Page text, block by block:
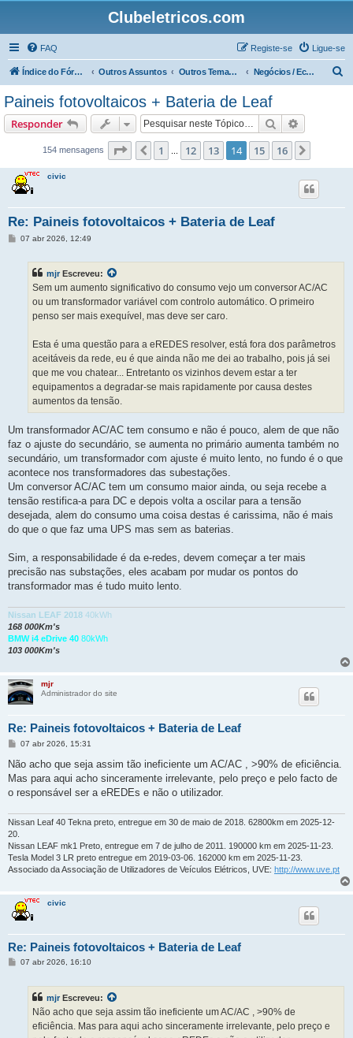
Clubeletricos.com
FAQ Ligue-se
Registe-se
Índice do Fórum Outros Assuntos Outros Temas não relacionados com o VeÍculos Elétricos Negócios / Economia e Política
Paineis fotovoltaicos + Bateria de Leaf
Responder Pesquisar
154 mensagens Página 14de16
Anterior
1 12 13 14 15 16
civic
Re: Paineis fotovoltaicos + Bateria de Leaf
M07 abr 2026, 12:49
mjr Escreveu:
Sem um aumento significativo do consumo vejo um conversor AC/AC
ou um transformador variável com controlo automático. O primeiro
penso ser mais exequível, mas deve ser caro.
Esta é uma questão para a eREDES resolver, está fora dos parâmetros
aceitáveis da rede, eu é que ainda não me dei ao trabalho, pois já sei
que me vou chatear... Entretanto os vizinhos devem estar a ter
equipamentos a degradar-se mais rapidamente por causa destes
aumentos da tensão.
Um transformador AC/AC tem consumo e não é pouco, alem de que não
faz o ajuste do secundário, se aumenta no primário aumenta também no
secundário, um transformador com ajuste é muito lento, no fundo é o que
acontece nos transformadores das subestações.
Um conversor AC/AC tem um consumo maior ainda, ou seja recebe a
tensão restifica-a para DC e depois volta a oscilar para a tensão
desejada, alem do consumo uma coisa destas é carissima, não é mais
do que o que faz uma UPS mas sem as baterias.
Sim, a responsabilidade é da e-redes, devem começar a ter mais
precisão nas substações, eles acabam por mudar os pontos do
transformador mas é tudo muito lento.
Nissan LEAF 2018 40kWh
168 000Km's
BMW i4 eDrive 40 80kWh
103 000Km's
mjr
Administrador do site
Re: Paineis fotovoltaicos + Bateria de Leaf
M
n
a
g
07 abr 2026, 15:31
Não acho que seja assim tão ineficiente um AC/AC , >90% de eficiência.
Mas para aqui acho sinceramente irrelevante, pelo preço e pelo facto de
o responsável ser a eREDEs e não o utilizador.
Nissan Leaf 40 Tekna preto, entregue em 30 de maio de 2018. 62800km em 2025-12-
20.
Nissan LEAF mk1 Preto, entregue em 7 de julho de 2011. 190000 km em 2025-11-23.
Tesla Model 3 LR preto entregue em 2019-03-06. 162000 km em 2025-11-23.
Associado da Associação de Utilizadores de Veículos Elétricos, UVE: http://www.uve.pt
civic
Re: Paineis fotovoltaicos + Bateria de Leaf
M07 abr 2026, 16:10
mjr Escreveu:
Não acho que seja assim tão ineficiente um AC/AC , >90% de
eficiência. Mas para aqui acho sinceramente irrelevante, pelo preço e